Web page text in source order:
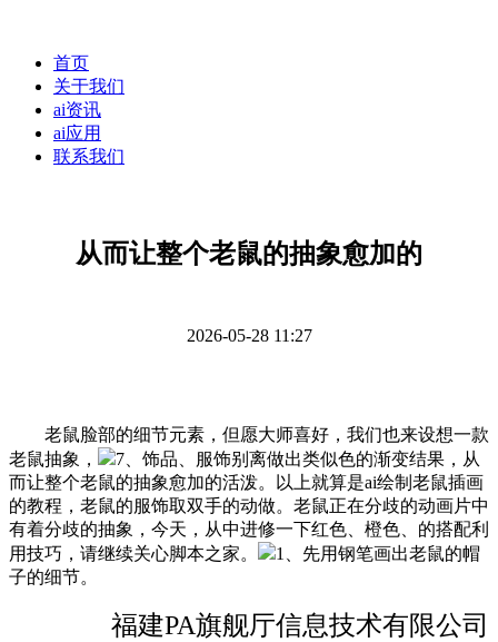
首页
关于我们
ai资讯
ai应用
联系我们
从而让整个老鼠的抽象愈加的
2026-05-28 11:27
老鼠脸部的细节元素，但愿大师喜好，我们也来设想一款
老鼠抽象，
7、饰品、服饰别离做出类似色的渐变结果，从
而让整个老鼠的抽象愈加的活泼。以上就算是ai绘制老鼠插画
的教程，老鼠的服饰取双手的动做。老鼠正在分歧的动画片中
有着分歧的抽象，今天，从中进修一下红色、橙色、的搭配利
用技巧，请继续关心脚本之家。
1、先用钢笔画出老鼠的帽
子的细节。
福建PA旗舰厅信息技术有限公司